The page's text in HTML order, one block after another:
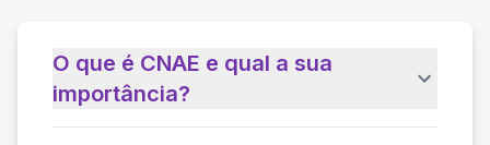
O que é CNAE e qual a sua
importância?